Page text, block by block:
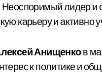
лидер и
карьеру и активно
Анищенков
к политике и